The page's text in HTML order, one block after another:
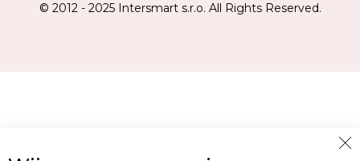
© 2012 - 2025 Intersmart s.r.o. All Rights Reserved.